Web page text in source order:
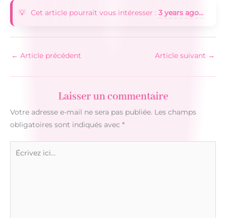
Cet article pourrait vous intéresser : 3 years ago...
← Article précédent Article suivant →
Laisser un commentaire
Votre adresse e-mail ne sera pas publiée. Les champs
obligatoires sont indiqués avec *